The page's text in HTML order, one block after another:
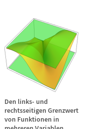
Den links- und
rechtsseitigen Grenzwert
von Funktionen in